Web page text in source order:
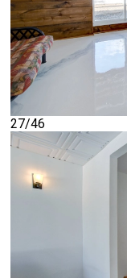
27/46